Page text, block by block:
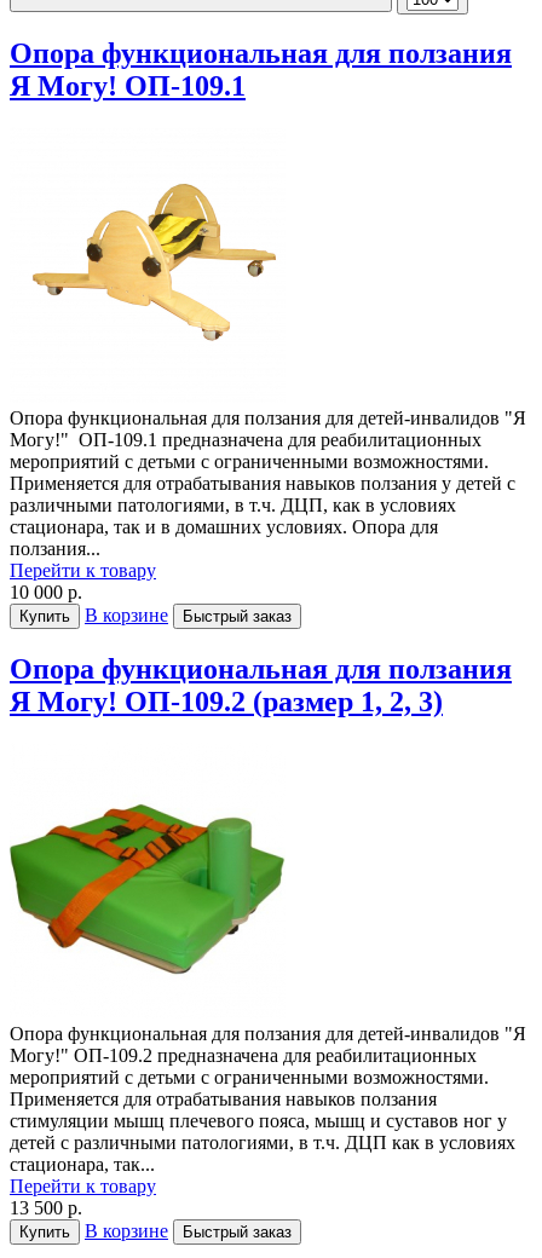
Опора функциональная для ползания
Я Могу! ОП-109.1
Опора функциональная для ползания для детей-инвалидов "Я
Могу!" ОП-109.1 предназначена для реабилитационных
мероприятий с детьми с ограниченными возможностями.
Применяется для отрабатывания навыков ползания у детей с
различными патологиями, в т.ч. ДЦП, как в условиях
стационара, так и в домашних условиях. Опора для
ползания...
Перейти к товару
10 000 р.
Купить В корзине Быстрый заказ
Опора функциональная для ползания
Я Могу! ОП-109.2 (размер 1, 2, 3)
Опора функциональная для ползания для детей-инвалидов "Я
Могу!" ОП-109.2 предназначена для реабилитационных
мероприятий с детьми с ограниченными возможностями.
Применяется для отрабатывания навыков ползания
стимуляции мышц плечевого пояса, мышц и суставов ног у
детей с различными патологиями, в т.ч. ДЦП как в условиях
стационара, так...
Перейти к товару
13 500 р.
Купить В корзине Быстрый заказ